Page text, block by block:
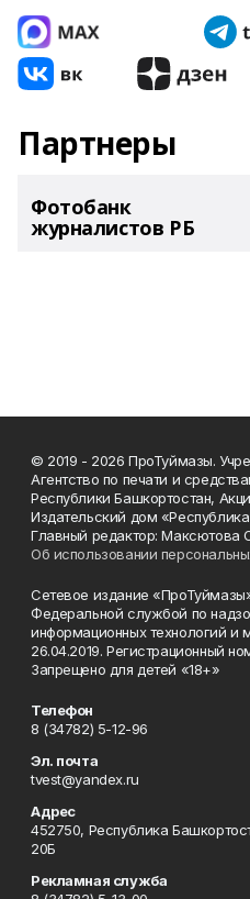
Партнеры
Фотобанк
журналистов РБ
© 2019 - 2026 ПроТуймазы.
Агентство по печати и
Республики Башкортостан,
Издательский дом
Главный редактор: Максютова
Об использовании
Сетевое издание
Федеральной службой по
информационных технологий и
26.04.2019.
Запрещено для детей «18+»
Телефон
8 (34782) 5-12-96
Эл. почта
tvest@yandex.ru
Адрес
452750, Республика
20Б
Рекламная служба